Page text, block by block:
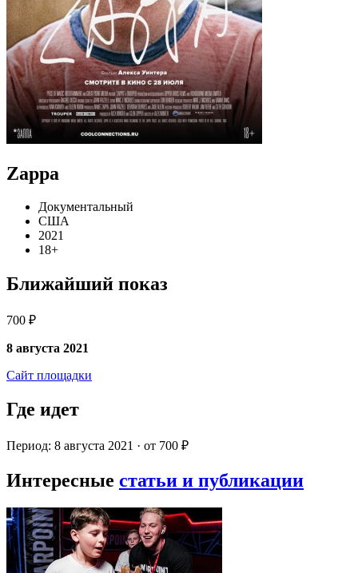
Zappa
Документальный
США
2021
18+
Ближайший показ
700 ₽
8 августа 2021
Сайт площадки
Где идет
Период: 8 августа 2021 · от 700 ₽
Интересные статьи и публикации